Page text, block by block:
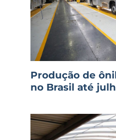
Produção de
no Brasil até